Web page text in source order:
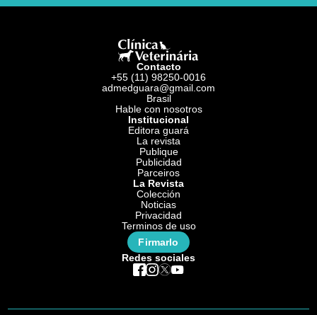
Contacto
+55 (11) 98250-0016
admedguara@gmail.com
Brasil
Hable con nosotros
Institucional
Editora guará
La revista
Publique
Publicidad
Parceiros
La Revista
Colección
Noticias
Privacidad
Terminos de uso
Firmarlo
Redes sociales